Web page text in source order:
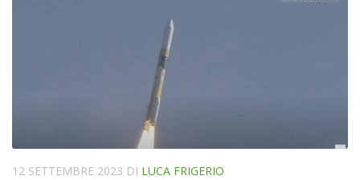
12 SETTEMBRE 2023 DI LUCA FRIGERIO